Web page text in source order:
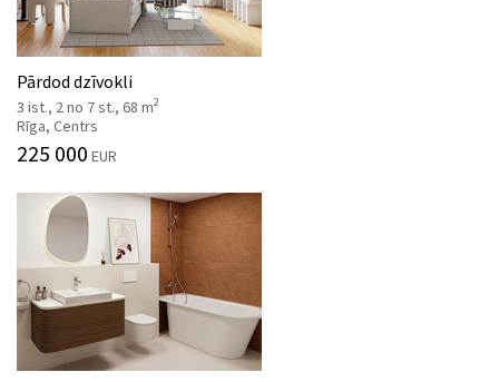
Pārdod dzīvokli
3 ist., 2 no 7 st., 68 m2
Rīga, Centrs
225 000 EUR